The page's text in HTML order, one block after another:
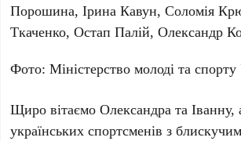
Порошина, Ірина Кавун, Соломія
Ткаченко, Остап Палій, Олександр
Фото: Міністерство молоді та спорту
Щиро вітаємо Олександра та Іванну,
українських спортсменів з